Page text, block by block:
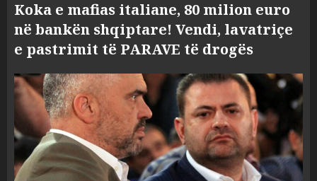
Koka e mafias italiane, 80 milion euro
në bankën shqiptare! Vendi, lavatriçe
e pastrimit të PARAVE të drogës